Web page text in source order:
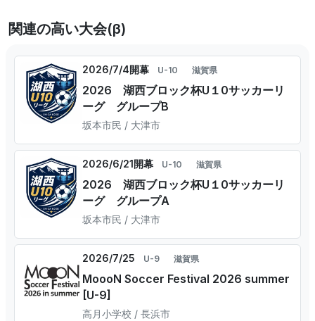
関連の高い大会(β)
2026/7/4開幕 U-10 滋賀県
2026 湖西ブロック杯U１0サッカーリ
ーグ グループB
坂本市民 / 大津市
2026/6/21開幕 U-10 滋賀県
2026 湖西ブロック杯U１0サッカーリ
ーグ グループA
坂本市民 / 大津市
2026/7/25 U-9 滋賀県
MoooN Soccer Festival 2026 summer
[U-9]
高月小学校 / 長浜市